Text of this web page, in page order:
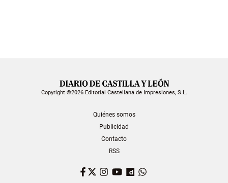
Copyright ©2026 Editorial Castellana de Impresiones, S.L.
Quiénes somos
Publicidad
Contacto
RSS
Facebook
TwitterInstagram
YouTubeDailymotion